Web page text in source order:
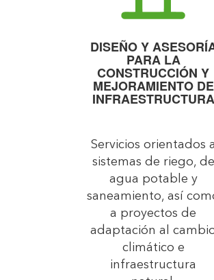
DISEÑO Y
PARA LA
CONSTRUCCIÓN Y
MEJORAMIENTO DE
INFRAESTRUCTURA
Servicios orientados
sistemas de riego, de
agua potable y
saneamiento, así
a proyectos de
adaptación al
climático e
infraestructura